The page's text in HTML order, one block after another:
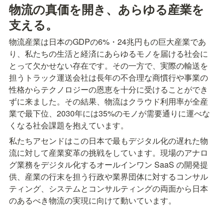
物流の真価を開き、あらゆる産業を
支える。
物流産業は日本のGDPの6%・24兆円もの巨大産業であ
り、私たちの生活と経済にあらゆるモノを届ける社会に
とって欠かせない存在です。その一方で、実際の輸送を
担うトラック運送会社は長年の不合理な商慣行や事業の
性格からテクノロジーの恩恵を十分に受けることができ
ずに来ました。その結果、物流はクラウド利用率が全産
業で最下位、2030年には35%のモノが需要通りに運べな
くなる社会課題を抱えています。
私たちアセンドはこの日本で最もデジタル化の遅れた物
流に対して産業変革の挑戦をしています。現場のアナロ
グ業務をデジタル化するオールインワン SaaS の開発提
供、産業の行末を担う行政や業界団体に対するコンサル
ティング、システムとコンサルティングの両面から日本
のあるべき物流の実現に向けて動いています。